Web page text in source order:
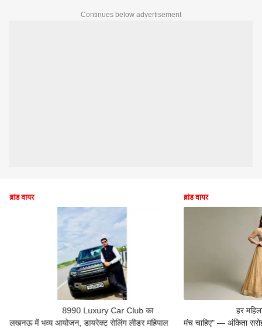
Continues below advertisement
ब्रांड वायर
8990 Luxury Car Club का
लखनऊ में भव्य आयोजन, डायरेक्ट सेलिंग लीडर महिपाल
ब्रांड वायर
हर
मंच चाहिए" — अंकिता